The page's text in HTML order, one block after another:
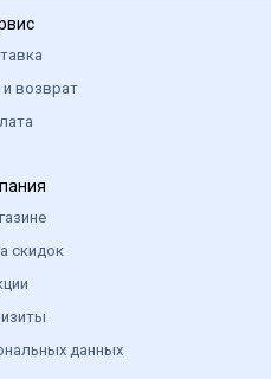
и возврат
скидок
данных